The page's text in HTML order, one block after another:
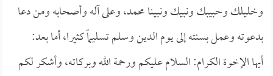
وخليلك وحبيبك ونبيك ونبينا محمد، وعلى آله وأصحابه ومن دعا
بدعوته وعمل بسنته إلى يوم الدين وسلم تسليماً كثيرا، أما بعد:
أيها الإخوة الكرام: السلام عليكم ورحمة الله وبركاته، وأشكر لكم